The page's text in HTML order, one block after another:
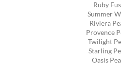
Ruby
Summer
Riviera
Provence
Twilight
Starling
Oasis